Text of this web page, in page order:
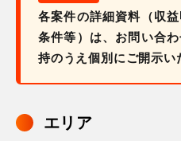
各案件の詳細資料（収
条件等）は、お問い合
持のうえ個別にご開示い
エリア